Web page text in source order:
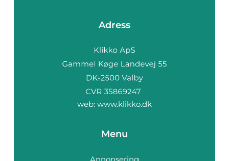
Adress
web: www.klikko.dk
Menu
Annonsering